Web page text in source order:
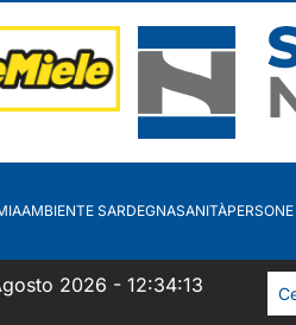
AMBIENTE SARDEGNASANITÀ
2026 - 12:34:13